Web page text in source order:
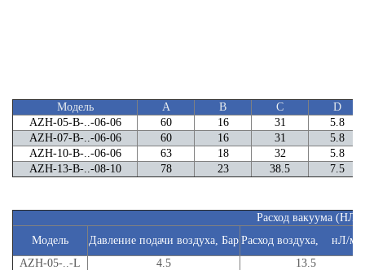
Модель A B C
D
AZH-05-B-..-06-06
60 16 31
5.8
AZH-07-B-..-06-06
60 16 31
5.8
AZH-10-B-..-06-06
63 18 32
5.8
AZH-13-B-..-08-10
78 23 38.5 7.5
Расход вакуума (НЛ/
Модель
Давление подачи воздуха, Бар Расход воздуха, нЛ/
AZH-05-..-L
4.5
13.5